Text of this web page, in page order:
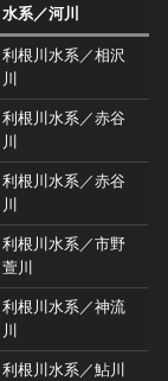
水系／河川
利根川水系／相沢
川
利根川水系／赤谷
川
利根川水系／赤谷
川
利根川水系／市野
萱川
利根川水系／神流
川
利根川水系／鮎川